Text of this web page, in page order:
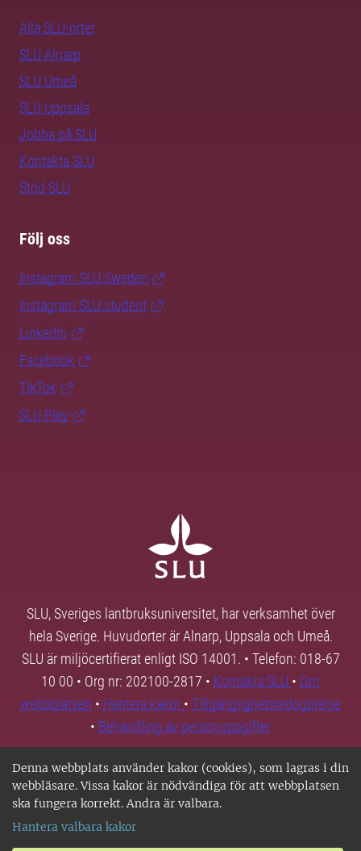
Denna webbplats använder kakor (cookies), som lagras i din
webbläsare. Vissa kakor är nödvändiga för att webbplatsen
ska fungera korrekt. Andra är valbara.
Hantera valbara kakor
Alla SLU-orter
SLU Alnarp
SLU Umeå
SLU Uppsala
Jobba på SLU
Kontakta SLU
Stöd SLU
Följ oss
Instagram SLU.Sweden
Instagram SLU.student
LinkedIn
Facebook
TikTok
SLU Play
SLU, Sveriges lantbruksuniversitet, har verksamhet över
hela Sverige. Huvudorter är Alnarp, Uppsala och Umeå.
SLU är miljöcertifierat enligt ISO 14001. • Telefon: 018-67
10 00 • Org nr: 202100-2817 • Kontakta SLU • Om
webbplatsen • Hantera kakor • Tillgänglighetsredogörelse
• Behandling av personuppgifter